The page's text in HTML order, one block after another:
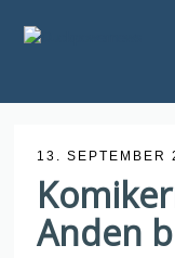
13. SEPTEMBER
Anden